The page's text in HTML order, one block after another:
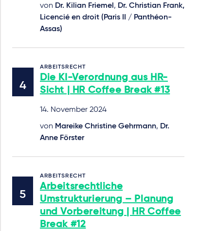
von Dr. Kilian Friemel , Dr. Christian Frank,
Licencié en droit (Paris II / Panthéon-
Assas)
ARBEITSRECHT
Die KI-Verordnung aus HR-
Sicht | HR Coffee Break #13
14. November 2024
von Mareike Christine Gehrmann, Dr.
Anne Förster
ARBEITSRECHT
Arbeitsrechtliche
Umstrukturierung – Planung
und Vorbereitung | HR Coffee
Break #12